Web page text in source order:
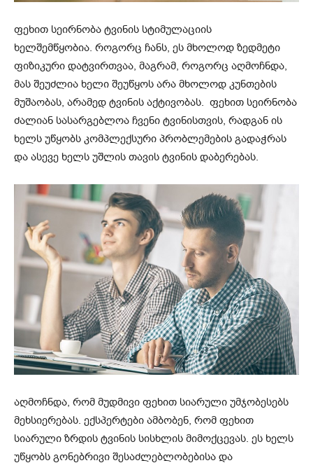
ფეხით სეირნობა ტვინის სტიმულაციის
ხელშემწყობია. როგორც ჩანს, ეს მხოლოდ ზედმეტი
ფიზიკური დატვირთვაა, მაგრამ, როგორც აღმოჩნდა,
მას შეუძლია ხელი შეუწყოს არა მხოლოდ კუნთების
მუშაობას, არამედ ტვინის აქტივობას. ფეხით სეირნობა
ძალიან სასარგებლოა ჩვენი ტვინისთვის, რადგან ის
ხელს უწყობს კომპლექსური პრობლემების გადაჭრას
და ასევე ხელს უშლის თავის ტვინის დაბერებას.
აღმოჩნდა, რომ მუდმივი ფეხით სიარული უმჯობესებს
მეხსიერებას. ექსპერტები ამბობენ, რომ ფეხით
სიარული ზრდის ტვინის სისხლის მიმოქცევას. ეს ხელს
უწყობს გონებრივი შესაძლებლობებისა და